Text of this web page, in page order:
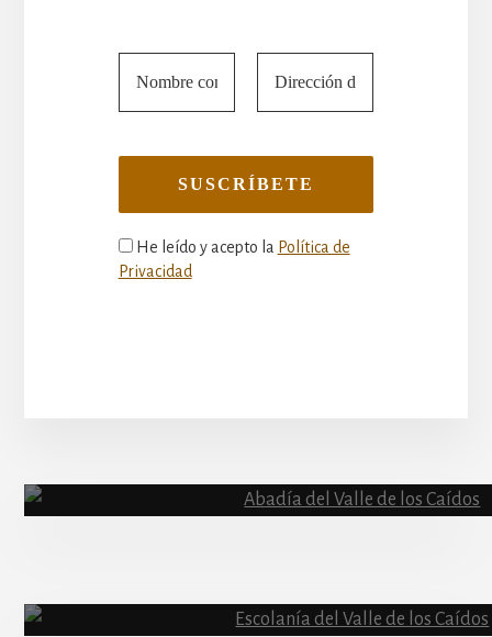
He leído y acepto la Política de
Privacidad
Content